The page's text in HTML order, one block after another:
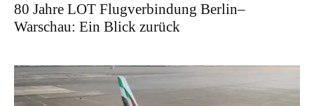
80 Jahre LOT Flugverbindung Berlin–
Warschau: Ein Blick zurück